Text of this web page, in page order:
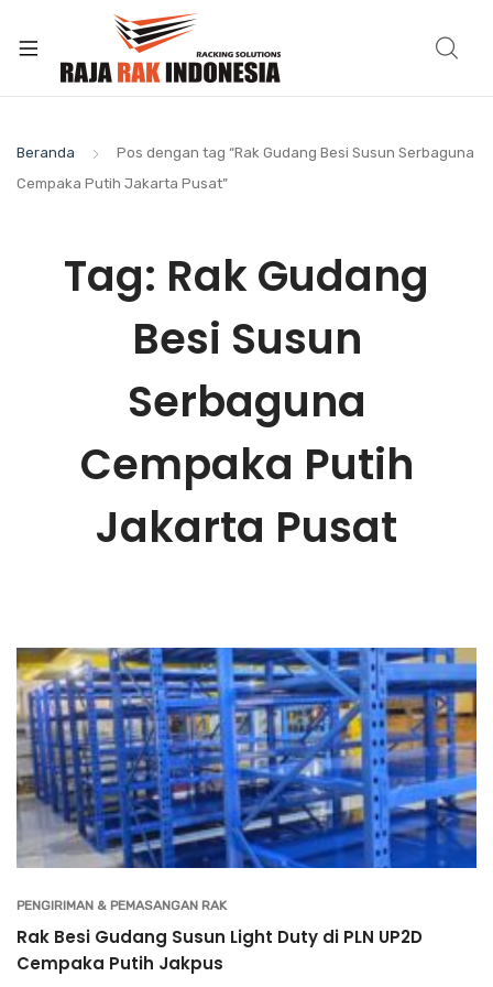
Beranda
Pos dengan tag “Rak Gudang Besi Susun Serbaguna
Cempaka Putih Jakarta Pusat”
Tag: Rak Gudang
Besi Susun
Serbaguna
Cempaka Putih
Jakarta Pusat
PENGIRIMAN & PEMASANGAN RAK
Rak Besi Gudang Susun Light Duty di PLN UP2D
Cempaka Putih Jakpus